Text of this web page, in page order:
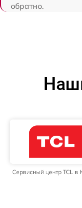
обратно.
Сервисный центр TCL в